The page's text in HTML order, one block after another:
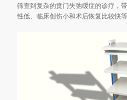
筛查到复杂的贲门失弛缓症的诊疗，
性低、临床创伤小和术后恢复比较快等